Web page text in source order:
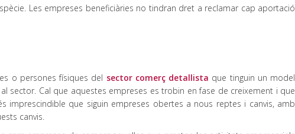
Les empreses beneficiàries no tindran dret a reclamar cap aportació
o persones físiques del sector comerç detallista que tinguin un model
sector. Cal que aquestes empreses es trobin en fase de creixement i que
imprescindible que siguin empreses obertes a nous reptes i canvis, amb
canvis.